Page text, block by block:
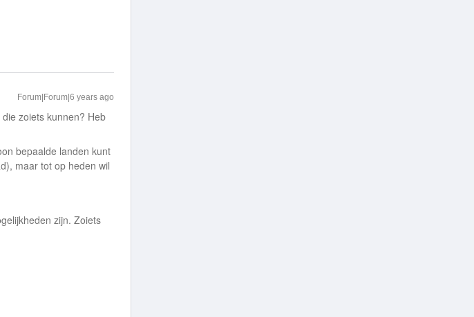
Forum|Forum|6 years ago
zoiets kunnen? Heb
bepaalde landen kunt
maar tot op heden wil
zijn. Zoiets